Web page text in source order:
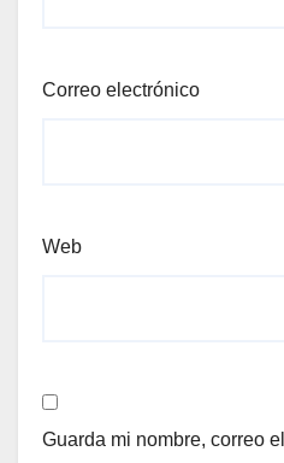
Correo electrónico
Web
Guarda mi nombre, correo